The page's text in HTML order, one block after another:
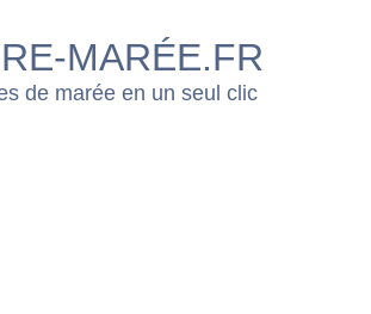
MARÉE.FR
de marée en un seul clic